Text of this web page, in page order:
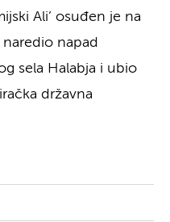
Ali’ osuđen je na
napad
sela Halabja i ubio
državna